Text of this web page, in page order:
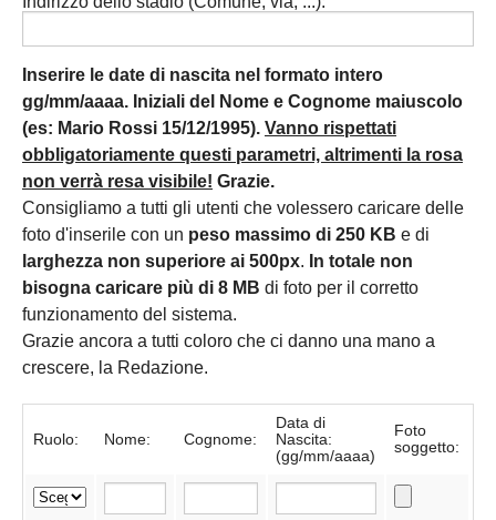
Inserire le date di nascita nel formato intero
gg/mm/aaaa. Iniziali del Nome e Cognome maiuscolo
(es: Mario Rossi 15/12/1995). Vanno rispettati
obbligatoriamente questi parametri, altrimenti la rosa
non verrà resa visibile! Grazie.
Consigliamo a tutti gli utenti che volessero caricare delle
foto d'inserile con un peso massimo di 250 KB e di
larghezza non superiore ai 500px. In totale non
bisogna caricare più di 8 MB di foto per il corretto
funzionamento del sistema.
Grazie ancora a tutti coloro che ci danno una mano a
crescere, la Redazione.
Ruolo: Nome: Cognome:
Data di
Nascita:
(gg/mm/aaaa)
Foto
soggetto: